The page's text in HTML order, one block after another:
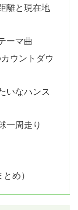
離と現在地
ーマ曲
ウントダウ
いなハンス
一周走り
め）